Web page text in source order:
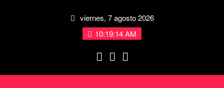
viernes, 7 agosto 2026
10:19:15 AM